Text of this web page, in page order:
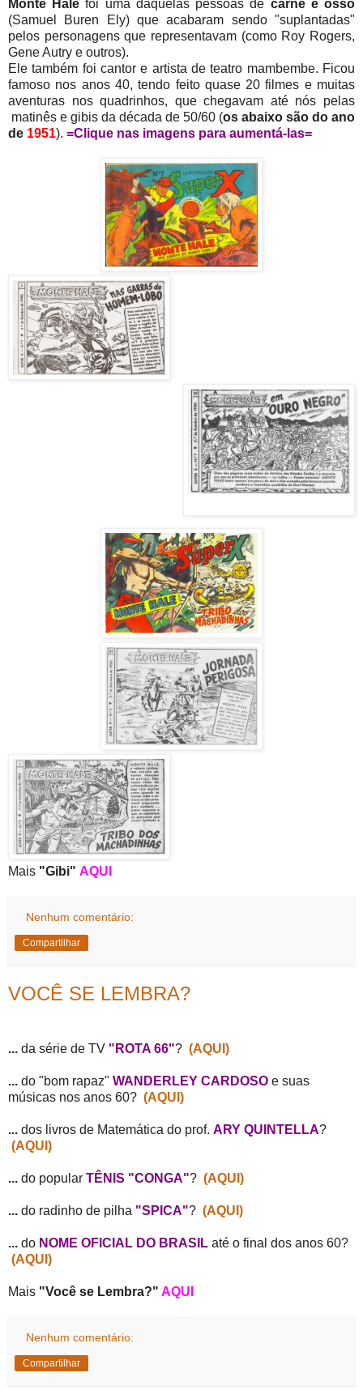
Monte Hale foi uma daquelas pessoas de carne e osso
(Samuel Buren Ely) que acabaram sendo "suplantadas"
pelos personagens que representavam (como Roy Rogers,
Gene Autry e outros).
Ele também foi cantor e artista de teatro mambembe. Ficou
famoso nos anos 40, tendo feito quase 20 filmes e muitas
aventuras nos quadrinhos, que chegavam até nós pelas
matinês e gibis da década de 50/60 (os abaixo são do ano
de 1951). =Clique nas imagens para aumentá-las=
Mais "Gibi" AQUI
Nenhum comentário:
Compartilhar
VOCÊ SE LEMBRA?
... da série de TV "ROTA 66"? (AQUI)
... do "bom rapaz" WANDERLEY CARDOSO e suas
músicas nos anos 60? (AQUI)
... dos livros de Matemática do prof. ARY QUINTELLA?
(AQUI)
... do popular TÊNIS "CONGA"? (AQUI)
... do radinho de pilha "SPICA"? (AQUI)
... do NOME OFICIAL DO BRASIL até o final dos anos 60?
(AQUI)
Mais "Você se Lembra?" AQUI
Nenhum comentário:
Compartilhar